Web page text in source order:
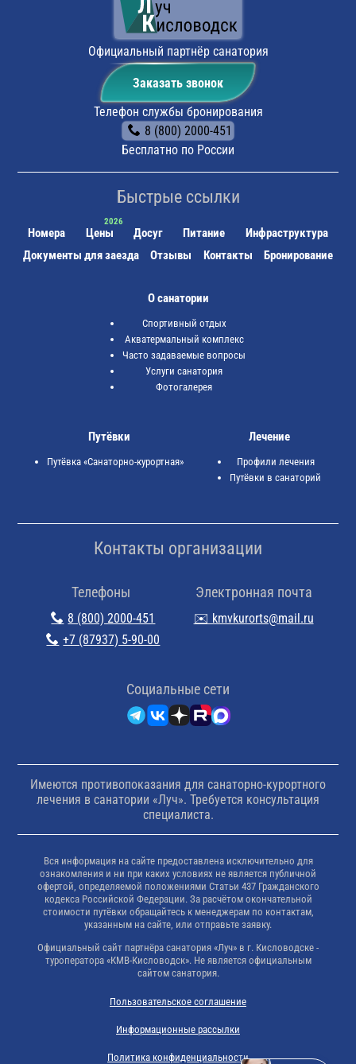
Официальный партнёр санатория
Заказать звонок
Телефон службы бронирования
8 (800) 2000-451
Бесплатно по России
Быстрые ссылки
Номера Цены Досуг Питание
Инфраструктура
Документы для заезда
Отзывы Контакты Бронирование
О санатории
Спортивный отдых
Акватермальный комплекс
Часто задаваемые вопросы
Услуги санатория
Фотогалерея
Путёвки
Путёвка «Санаторно-курортная»
Лечение
Профили лечения
Путёвки в санаторий
Контакты организации
Телефоны
8 (800) 2000-451
+7 (87937) 5-90-00
Электронная почта
✉️ kmvkurorts@mail.ru
Cоциальные сети
Имеются противопоказания для санаторно-курортного
лечения в санатории «Луч». Требуется консультация
специалиста.
Политика конфиденциальности
Вся информация на сайте предоставлена исключительно для
ознакомления и ни при каких условиях не является публичной
офертой, определяемой положениями Статьи 437 Гражданского
кодекса Российской Федерации. За расчётом окончательной
стоимости путёвки обращайтесь к менеджерам по контактам,
указанным на сайте, или отправьте заявку.
Официальный сайт партнёра санатория «Луч» в г. Кисловодске -
туроператора «КМВ-Кисловодск». Не является официальным
сайтом санатория.
Пользовательское соглашение
Информационные рассылки